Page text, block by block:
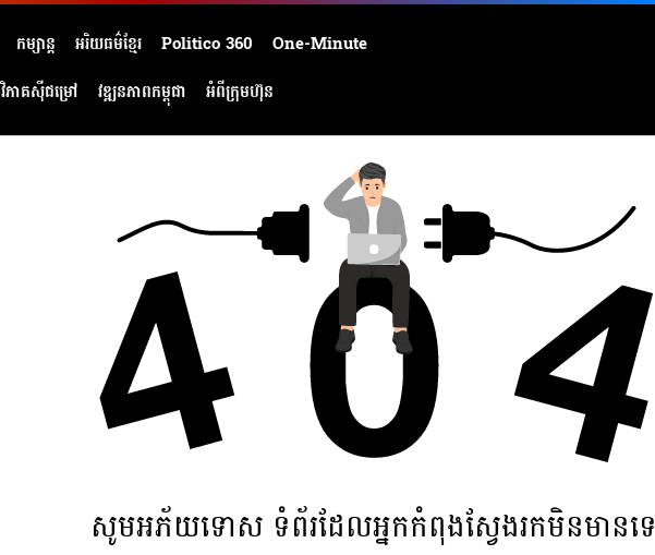
កម្សាន្ត អរិយធម៌ខ្មែរ Politico 360
One-Minute
វិភាគសុីជម្រៅ វឌ្ឍនភាពកម្ពុជា អំពីក្រុមហ៊ុន
សូមអភ័យទោស ទំព័រដែលអ្នកកំពុងស្វែងរកមិនមានទេ